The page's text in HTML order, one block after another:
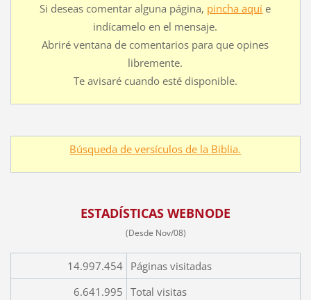
Si deseas comentar alguna página, pincha aquí e
indícamelo en el mensaje.
Abriré ventana de comentarios para que opines
libremente.
Te avisaré cuando esté disponible.
Búsqueda de versículos de la Biblia.
ESTADÍSTICAS WEBNODE
(Desde Nov/08)
14.997.454
Páginas visitadas
6.641.995 Total visitas